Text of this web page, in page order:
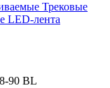
Трековые
LED-лента
90 BL